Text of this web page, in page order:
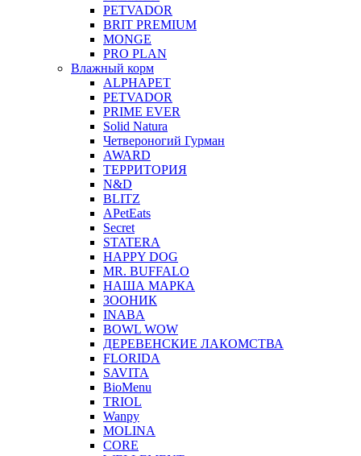
PETVADOR
BRIT PREMIUM
MONGE
PRO PLAN
Влажный корм
ALPHAPET
PETVADOR
PRIME EVER
Solid Natura
Четвероногий Гурман
AWARD
ТЕРРИТОРИЯ
N&D
BLITZ
APetEats
Secret
STATERA
HAPPY DOG
MR. BUFFALO
НАША МАРКА
ЗООНИК
INABA
BOWL WOW
ДЕРЕВЕНСКИЕ ЛАКОМСТВА
FLORIDA
SAVITA
BioMenu
TRIOL
Wanpy
MOLINA
CORE